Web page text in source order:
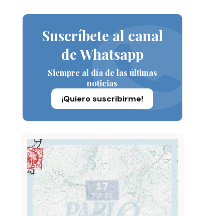
Suscríbete al canal
de Whatsapp
Siempre al día de las últimas
noticias
¡Quiero suscribirme!